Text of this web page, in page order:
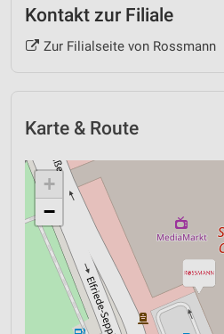
Kontakt zur Filiale
Zur Filialseite von Rossmann
Karte & Route
+
−